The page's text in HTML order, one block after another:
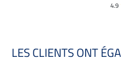
4.9
LES CLIENTS ONT